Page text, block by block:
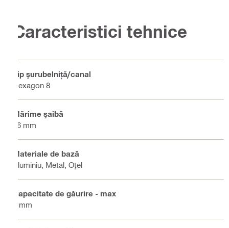
Caracteristici tehnice
Tip şurubelniţă/canal
Hexagon 8
Mărime şaibă
16 mm
Materiale de bază
Aluminiu, Metal, Oţel
Capacitate de găurire - max
2 mm